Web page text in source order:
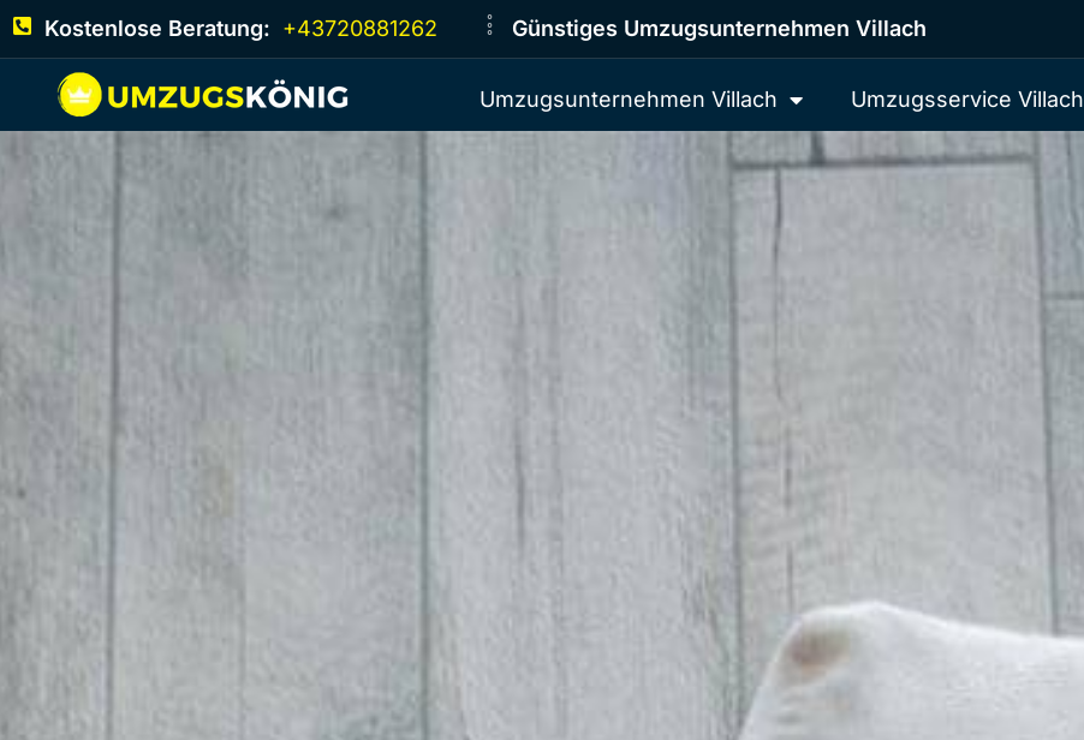
Kostenlose Beratung: +43720881262 Günstiges Umzugsunternehmen Villach
Umzugsunternehmen Villach Umzugsservice Villach